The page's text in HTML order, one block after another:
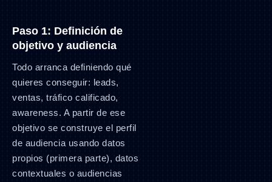
Paso 1: Definición de
objetivo y audiencia
Todo arranca definiendo qué
quieres conseguir: leads,
ventas, tráfico calificado,
awareness. A partir de ese
objetivo se construye el perfil
de audiencia usando datos
propios (primera parte), datos
contextuales o audiencias